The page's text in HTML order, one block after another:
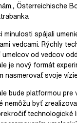
Österreichische
minulosti spájali
vedcami. Rýchly
od vedcov
je nový formát
nasmerovať svoje
bude platformou pre
nemôžu byť
technologické